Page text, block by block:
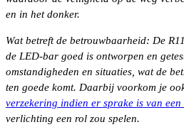
en in het donker.
Wat betreft de betrouwbaarheid: De
de LED-bar goed is ontworpen en
omstandigheden en situaties, wat de
ten goede komt. Daarbij voorkom je
verzekering indien er sprake is van een
verlichting een rol zou spelen.